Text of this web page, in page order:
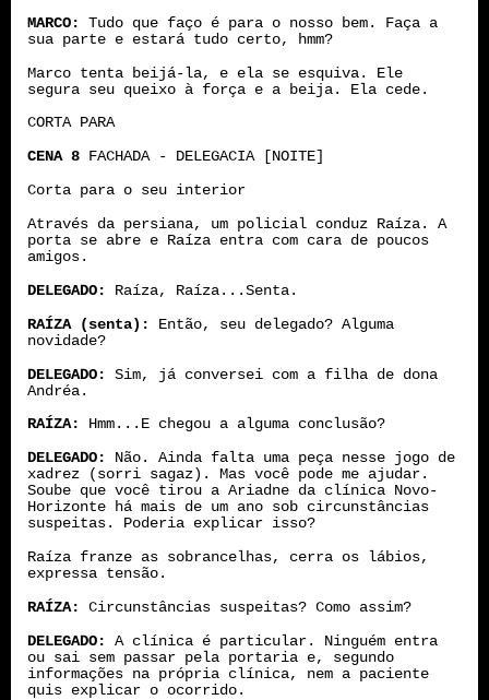
MARCO:
Tudo que faço é para o nosso bem. Faça a
sua parte e estará tudo certo, hmm?
Marco tenta beijá-la, e ela se esquiva. Ele
segura seu queixo à força e a beija. Ela cede.
CORTA PARA
CENA 8 FACHADA - DELEGACIA [NOITE]
Corta para o seu interior
Através da persiana, um policial conduz Raíza. A
porta se abre e Raíza entra com cara de poucos
amigos.
DELEGADO:
Raíza, Raíza...Senta.
RAÍZA (senta):
Então, seu delegado? Alguma
novidade?
DELEGADO:
Sim, já conversei com a filha de dona
Andréa.
RAÍZA:
Hmm...E chegou a alguma conclusão?
DELEGADO:
Não. Ainda falta uma peça nesse jogo de
xadrez (sorri sagaz). Mas você pode me ajudar.
Soube que você tirou a Ariadne da clínica Novo-
Horizonte há mais de um ano sob circunstâncias
suspeitas. Poderia explicar isso?
Raíza franze as sobrancelhas, cerra os lábios,
expressa tensão.
RAÍZA:
Circunstâncias suspeitas? Como assim?
DELEGADO:
A clínica é particular. Ninguém entra
ou sai sem passar pela portaria e, segundo
informações na própria clínica, nem a paciente
quis explicar o ocorrido.